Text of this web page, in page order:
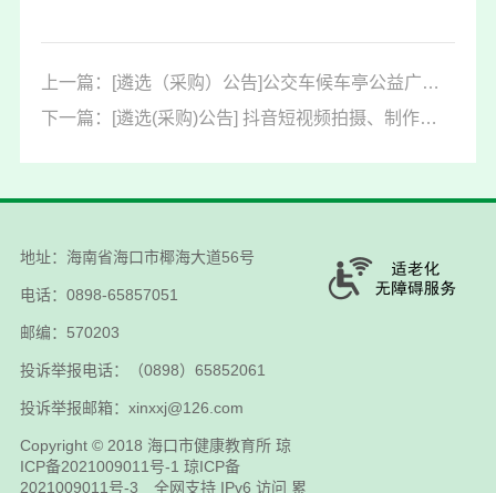
上一篇：[遴选（采购）公告]公交车候车亭公益广告投放公告20260424
下一篇：[遴选(采购)公告] 抖音短视频拍摄、制作遴选公告20260714
地址：海南省海口市椰海大道56号
电话：0898-65857051
邮编：570203
投诉举报电话：（0898）65852061
投诉举报邮箱：xinxxj@126.com
Copyright © 2018 海口市健康教育所 琼
ICP备2021009011号-1 琼ICP备
2021009011号-3 全网支持 IPv6 访问 累